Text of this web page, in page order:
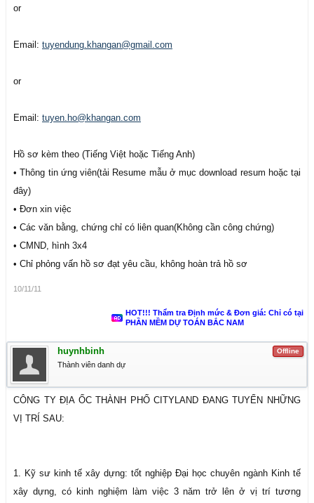
or
Email: tuyendung.khangan@gmail.com
or
Email: tuyen.ho@khangan.com
Hồ sơ kèm theo (Tiếng Việt hoặc Tiếng Anh)
• Thông tin ứng viên(tải Resume mẫu ở mục download resum hoặc tại
đây)
• Đơn xin việc
• Các văn bằng, chứng chỉ có liên quan(Không cần công chứng)
• CMND, hình 3x4
• Chỉ phỏng vấn hồ sơ đạt yêu cầu, không hoàn trả hồ sơ
10/11/11
HOT!!! Thẩm tra Định mức & Đơn giá: Chỉ có tại
PHẦN MỀM DỰ TOÁN BẮC NAM
Offline
huynhbinh
Thành viên danh dự
CÔNG TY ĐỊA ỐC THÀNH PHỐ CITYLAND ĐANG TUYỂN NHỮNG
VỊ TRÍ SAU:
1. Kỹ sư kinh tế xây dựng: tốt nghiệp Đại học chuyên ngành Kinh tế
xây dựng, có kinh nghiệm làm việc 3 năm trở lên ở vị trí tương